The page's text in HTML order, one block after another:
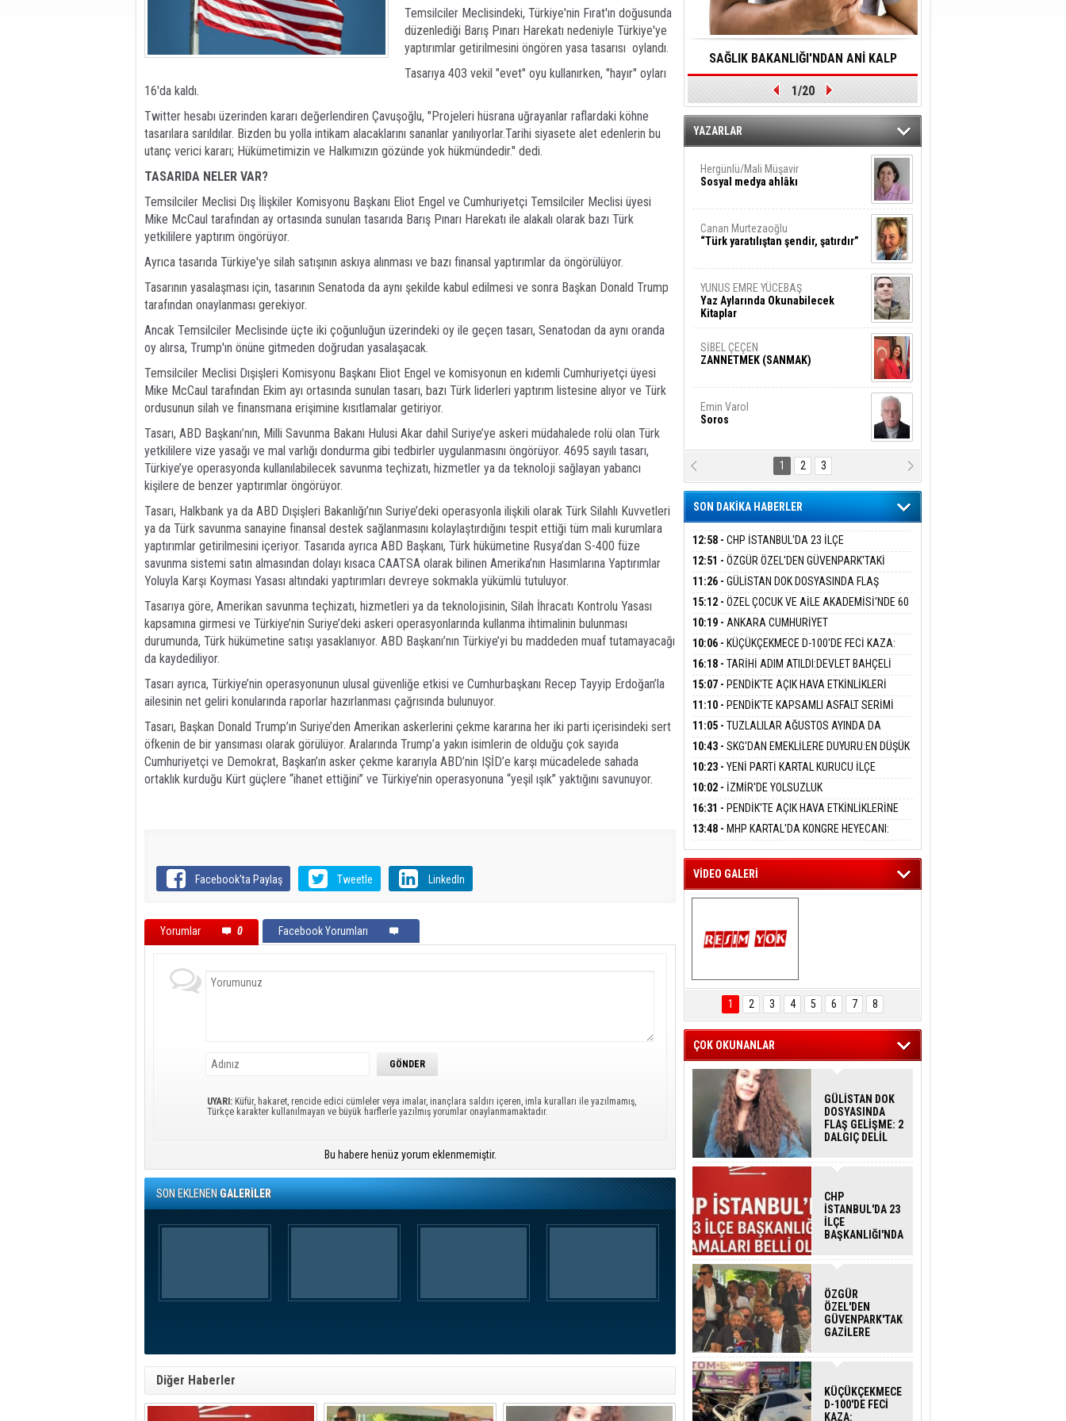
Temsilciler Meclisindeki, Türkiye'nin Fırat'ın doğusunda
düzenlediği Barış Pınarı Harekatı nedeniyle Türkiye'ye
yaptırımlar getirilmesini öngören yasa tasarısı oylandı.
Tasarıya 403 vekil "evet" oyu kullanırken, "hayır" oyları
16'da kaldı.
Twitter hesabı üzerinden kararı değerlendiren Çavuşoğlu, "Projeleri hüsrana uğrayanlar raflardaki köhne
tasarılara sarıldılar. Bizden bu yolla intikam alacaklarını sananlar yanılıyorlar.Tarihi siyasete alet edenlerin bu
utanç verici kararı; Hükümetimizin ve Halkımızın gözünde yok hükmündedir." dedi.
TASARIDA NELER VAR?
Temsilciler Meclisi Dış İlişkiler Komisyonu Başkanı Eliot Engel ve Cumhuriyetçi Temsilciler Meclisi üyesi
Mike McCaul tarafından ay ortasında sunulan tasarıda Barış Pınarı Harekatı ile alakalı olarak bazı Türk
yetkililere yaptırım öngörüyor.
Ayrıca tasarıda Türkiye'ye silah satışının askıya alınması ve bazı finansal yaptırımlar da öngörülüyor.
Tasarının yasalaşması için, tasarının Senatoda da aynı şekilde kabul edilmesi ve sonra Başkan Donald Trump
tarafından onaylanması gerekiyor.
Ancak Temsilciler Meclisinde üçte iki çoğunluğun üzerindeki oy ile geçen tasarı, Senatodan da aynı oranda
oy alırsa, Trump'ın önüne gitmeden doğrudan yasalaşacak.
Temsilciler Meclisi Dışişleri Komisyonu Başkanı Eliot Engel ve komisyonun en kıdemli Cumhuriyetçi üyesi
Mike McCaul tarafından Ekim ayı ortasında sunulan tasarı, bazı Türk liderleri yaptırım listesine alıyor ve Türk
ordusunun silah ve finansmana erişimine kısıtlamalar getiriyor.
Tasarı, ABD Başkanı’nın, Milli Savunma Bakanı Hulusi Akar dahil Suriye’ye askeri müdahalede rolü olan Türk
yetkililere vize yasağı ve mal varlığı dondurma gibi tedbirler uygulanmasını öngörüyor. 4695 sayılı tasarı,
Türkiye’ye operasyonda kullanılabilecek savunma teçhizatı, hizmetler ya da teknoloji sağlayan yabancı
kişilere de benzer yaptırımlar öngörüyor.
Tasarı, Halkbank ya da ABD Dışişleri Bakanlığı’nın Suriye’deki operasyonla ilişkili olarak Türk Silahlı Kuvvetleri
ya da Türk savunma sanayine finansal destek sağlanmasını kolaylaştırdığını tespit ettiği tüm mali kurumlara
yaptırımlar getirilmesini içeriyor. Tasarıda ayrıca ABD Başkanı, Türk hükümetine Rusya’dan S-400 füze
savunma sistemi satın almasından dolayı kısaca CAATSA olarak bilinen Amerika’nın Hasımlarına Yaptırımlar
Yoluyla Karşı Koyması Yasası altındaki yaptırımları devreye sokmakla yükümlü tutuluyor.
Tasarıya göre, Amerikan savunma teçhizatı, hizmetleri ya da teknolojisinin, Silah İhracatı Kontrolu Yasası
kapsamına girmesi ve Türkiye’nin Suriye’deki askeri operasyonlarında kullanma ihtimalinin bulunması
durumunda, Türk hükümetine satışı yasaklanıyor. ABD Başkanı’nın Türkiye’yi bu maddeden muaf tutamayacağı
da kaydediliyor.
Tasarı ayrıca, Türkiye’nin operasyonunun ulusal güvenliğe etkisi ve Cumhurbaşkanı Recep Tayyip Erdoğan’la
ailesinin net geliri konularında raporlar hazırlanması çağrısında bulunuyor.
Tasarı, Başkan Donald Trump’ın Suriye’den Amerikan askerlerini çekme kararına her iki parti içerisindeki sert
öfkenin de bir yansıması olarak görülüyor. Aralarında Trump’a yakın isimlerin de olduğu çok sayıda
Cumhuriyetçi ve Demokrat, Başkan’ın asker çekme kararıyla ABD’nin IŞİD’e karşı mücadelede sahada
ortaklık kurduğu Kürt güçlere “ihanet ettiğini” ve Türkiye’nin operasyonuna “yeşil ışık” yaktığını savunuyor.
Facebook'ta Paylaş Tweetle LinkedIn
Yorumlar 0 Facebook Yorumları
UYARI: Küfür, hakaret, rencide edici cümleler veya imalar, inançlara saldırı içeren, imla kuralları ile yazılmamış,
Türkçe karakter kullanılmayan ve büyük harflerle yazılmış yorumlar onaylanmamaktadır.
Bu habere henüz yorum eklenmemiştir.
SON EKLENENGALERİLER
Diğer Haberler
SAĞLIK BAKANLIĞI'NDAN ANİ KALP
DURMALARINA HIZLI MÜDAHALE
EDİLMESİNE YÖNELİK ÖNLENMESİ İÇİN
ÖNEMLİ ADIM
1/20
YAZARLAR
Hergünlü/Mali Müşavir
Sosyal medya ahlâkı
Canan Murtezaoğlu
“Türk yaratılıştan şendir, şatırdır”
YUNUS EMRE YÜCEBAŞ
Yaz Aylarında Okunabilecek
Kitaplar
SİBEL ÇEÇEN
ZANNETMEK (SANMAK)
Emin Varol
Soros
Karanlık DNA Kuşaklararası
Şiddetin Biyolojik Faturası
Şiyar Adıyaman
Ben Bu Sahaya Sığmazam
Hasan Ali Çölük
Bir Satırın İçindeki İnsan
Ezgi Kılıç
SİVAS: ATEŞE ATILAN VİCDAN
BARIŞ BAŞARSLAN
ADANMAK
Meltem Kaynas
AFFETMEYECEĞİM!
1 2 3
SON DAKİKA HABERLER
12:58 - CHP İSTANBUL'DA 23 İLÇE
BAŞKANLIĞI'NDA ATAMALAR GERÇEKLEŞTİ
12:51 - ÖZGÜR ÖZEL'DEN GÜVENPARK'TAKİ
GAZİLERE DESTEK:''SONUÇ ALANA KADAR
ARKANIZDAYIZ''
11:26 - GÜLİSTAN DOK DOSYASINDA FLAŞ
GELİŞME: 2 DALGIÇ DELİL KARARTMA
SUÇLAMASIYLA TUTUTKLANDI
15:12 - ÖZEL ÇOCUK VE AİLE AKADEMİSİ'NDE 60
ÇOCUĞA HİZMET VERİLDİ
10:19 - ANKARA CUMHURİYET
BAŞSAVCILIĞINDAN ÖZGÜR ÖZEL VE VELİ
AĞBABA HAKKINDA FEZLEKE
10:06 - KÜÇÜKÇEKMECE D-100'DE FECİ KAZA:
OTOMOBİL İETT OTOBÜSÜNE ÇARPTI 3 KİŞİ
HAYATINI KAYBETTİ
16:18 - TARİHİ ADIM ATILDI:DEVLET BAHÇELİ
'TERÖRSÜZ TÜRKİYE' ÇERÇEVE YASA TEKLİFİNİ
İMZALADI
15:07 - PENDİK'TE AÇIK HAVA ETKİNLİKLERİ
ÇOCUK SİNEMASIYLA BAŞLADI
11:10 - PENDİK'TE KAPSAMLI ASFALT SERİMİ
BAŞLADI
11:05 - TUZLALILAR AĞUSTOS AYINDA DA
SİNEMAYA DOYACAK
10:43 - SKG'DAN EMEKLİLERE DUYURU:EN DÜŞÜK
EMEKLİ AYLIĞI FARKLARI 7 AĞUSTOS'TA
HESAPLARA GEÇİYOR
10:23 - YENİ PARTİ KARTAL KURUCU İLÇE
BAŞKANI MERT POLAT OLDU
10:02 - İZMİR'DE YOLSUZLUK
OPERASYONU:MENDERES BELEDİYE BAŞKANI
İLKAY ÇİÇEK DAHİL 13 KİŞİ GÖZALTINDA
16:31 - PENDİK'TE AÇIK HAVA ETKİNLİKLERİNE
YOĞUN İLGİ:10 BİN ÇOCUK KATILIM SAĞLADI
13:48 - MHP KARTAL'DA KONGRE HEYECANI:
ERSİN UZUNKAYA'DAN ANLAMLI DAVET
VİDEO GALERİ
KARTAL ENGELSİZ
YAŞAM FESTİVALİ
KONSERİ
İZLEYİCİLERİ MEST
1 2 3 4 5 6 7 8
ÇOK OKUNANLAR
GÜLİSTAN DOK
DOSYASINDA
FLAŞ GELİŞME: 2
DALGIÇ DELİL
SUÇLAMASIYLA
CHP
İSTANBUL'DA 23
İLÇE
BAŞKANLIĞI'NDA
GERÇEKLEŞTİ
ÖZGÜR
ÖZEL'DEN
GÜVENPARK'TAKİ
GAZİLERE
ALANA KADAR
KÜÇÜKÇEKMECE
D-100'DE FECİ
KAZA: